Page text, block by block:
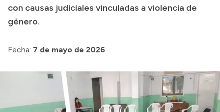
Consulta de pago a proveedores
Convocatorias
con causas judiciales vinculadas a violencia de
género.
Fecha: 7 de mayo de 2026